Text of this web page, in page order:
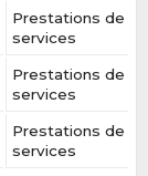
Prestations de
services
Prestations de
services
Prestations de
services